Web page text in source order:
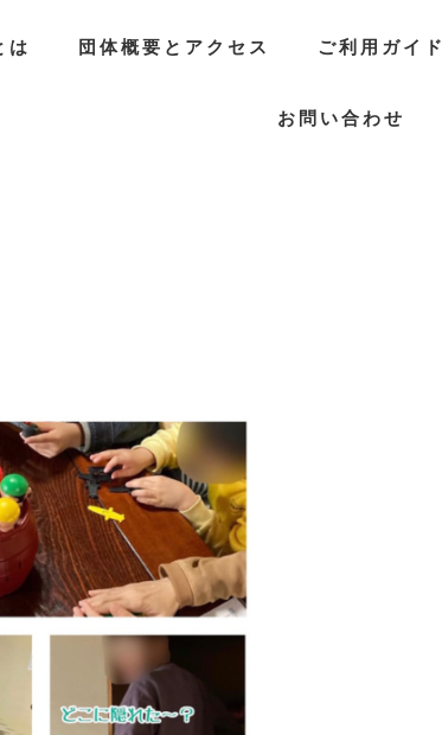
は 団体概要とアクセス ご利用ガイド
お問い合わせ